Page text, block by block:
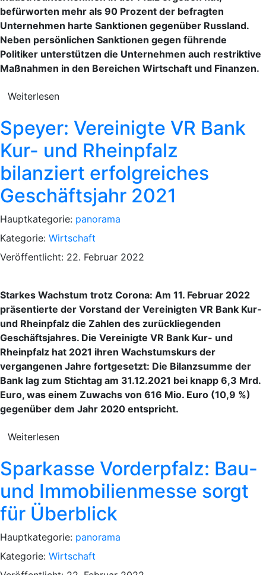
befürworten mehr als 90 Prozent der befragten
Unternehmen harte Sanktionen gegenüber Russland.
Neben persönlichen Sanktionen gegen führende
Politiker unterstützen die Unternehmen auch restriktive
Maßnahmen in den Bereichen Wirtschaft und Finanzen.
Weiterlesen
Speyer: Vereinigte VR Bank
Kur- und Rheinpfalz
bilanziert erfolgreiches
Geschäftsjahr 2021
Hauptkategorie: panorama
Kategorie: Wirtschaft
Veröffentlicht: 22. Februar 2022
Starkes Wachstum trotz Corona: Am 11. Februar 2022
präsentierte der Vorstand der Vereinigten VR Bank Kur-
und Rheinpfalz die Zahlen des zurückliegenden
Geschäftsjahres. Die Vereinigte VR Bank Kur- und
Rheinpfalz hat 2021 ihren Wachstumskurs der
vergangenen Jahre fortgesetzt: Die Bilanzsumme der
Bank lag zum Stichtag am 31.12.2021 bei knapp 6,3 Mrd.
Euro, was einem Zuwachs von 616 Mio. Euro (10,9 %)
gegenüber dem Jahr 2020 entspricht.
Weiterlesen
Sparkasse Vorderpfalz: Bau-
und Immobilienmesse sorgt
für Überblick
Hauptkategorie: panorama
Kategorie: Wirtschaft